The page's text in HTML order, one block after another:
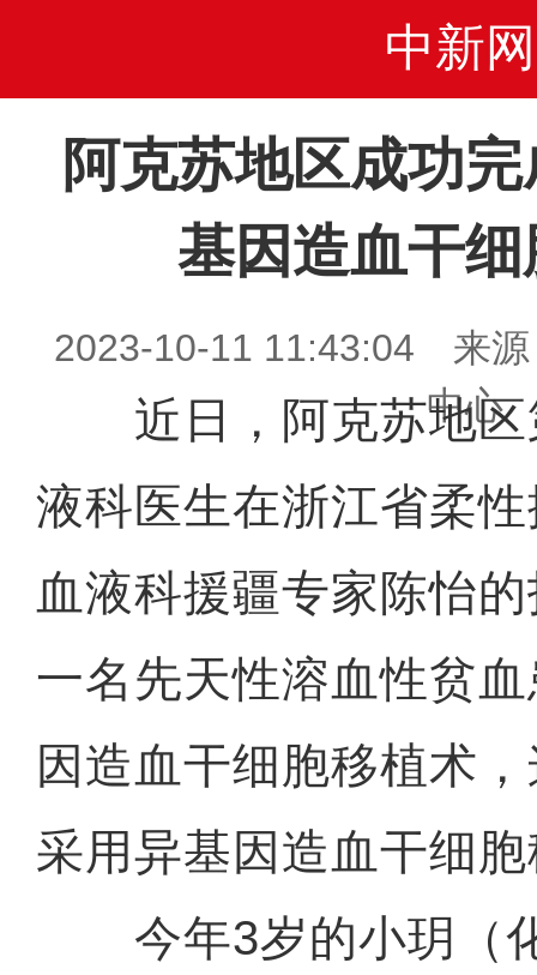
中新网
阿克苏地区成功
基因造血干
2023-10-11 11:43:04 来源
中心
近日，阿克苏地区
液科医生在浙江省柔
血液科援疆专家陈怡
一名先天性溶血性贫
因造血干细胞移植术
采用异基因造血干细
今年3岁的小玥（